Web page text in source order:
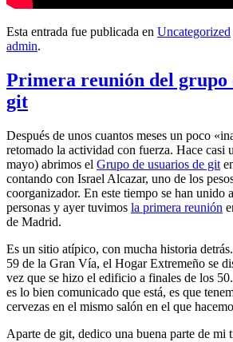
Esta entrada fue publicada en Uncategorized
admin.
Primera reunión del grupo
git
Después de unos cuantos meses un poco
retomado la actividad con fuerza. Hace casi
mayo) abrimos el Grupo de usuarios de git
contando con Israel Alcazar, uno de los
coorganizador. En este tiempo se han unido
personas y ayer tuvimos la primera reunión
de Madrid.
Es un sitio atípico, con mucha historia
59 de la Gran Vía, el Hogar Extremeño se
vez que se hizo el edificio a finales de los
es lo bien comunicado que está, es que
cervezas en el mismo salón en el que
Aparte de git, dedico una buena parte de mi